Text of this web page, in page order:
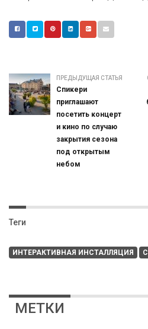
ПРЕДЫДУЩАЯ СТАТЬЯ
Спикери
приглашают
посетить концерт
и кино по случаю
закрытия сезона
под открытым
небом
Теги
ИНТЕРАКТИВНАЯ ИНСТАЛЛЯЦИЯ
МЕТКИ